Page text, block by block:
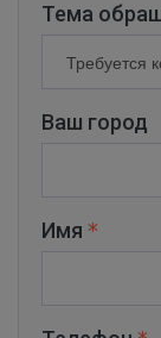
Тема
Ваш город
Имя